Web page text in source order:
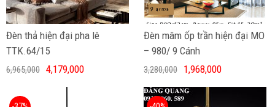
Đèn thả hiện đại pha lê
TTK.64/15
6,965,000 4,179,000
Đèn mâm ốp trần hiện đại MO
– 980/ 9 Cánh
3,280,000 1,968,000